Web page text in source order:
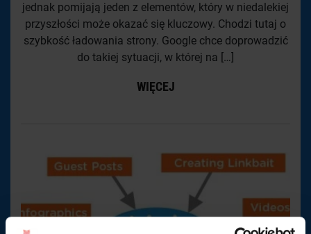
jednak pomijają jeden z elementów, który w niedalekiej
przyszłości może okazać się kluczowy. Chodzi tutaj o
szybkość ładowania strony. Google chce doprowadzić
do takiej sytuacji, w której na […]
WIĘCEJ